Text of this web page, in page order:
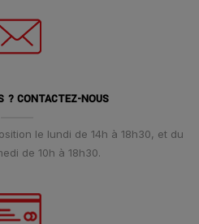
? CONTACTEZ-NOUS
le lundi de 14h à 18h30, et du
de 10h à 18h30.